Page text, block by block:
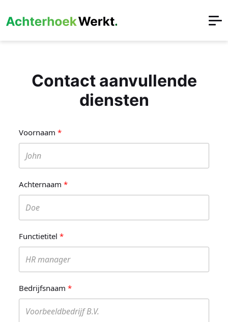
Contact aanvullende
diensten
Voornaam
Achternaam
Functietitel
Bedrijfsnaam